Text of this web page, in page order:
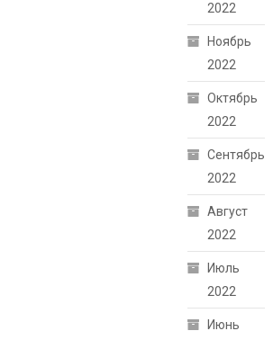
2022
Ноябрь
2022
Октябрь
2022
Сентябрь
2022
Август
2022
Июль
2022
Июнь